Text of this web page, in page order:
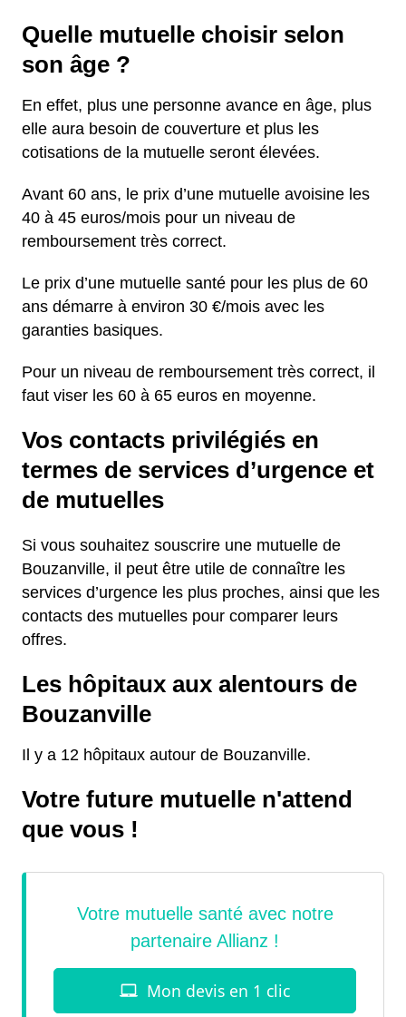
Quelle mutuelle choisir selon
son âge ?
En effet, plus une personne avance en âge, plus
elle aura besoin de couverture et plus les
cotisations de la mutuelle seront élevées.
Avant 60 ans, le prix d’une mutuelle avoisine les
40 à 45 euros/mois pour un niveau de
remboursement très correct.
Le prix d’une mutuelle santé pour les plus de 60
ans démarre à environ 30 €/mois avec les
garanties basiques.
Pour un niveau de remboursement très correct, il
faut viser les 60 à 65 euros en moyenne.
Vos contacts privilégiés en
termes de services d’urgence et
de mutuelles
Si vous souhaitez souscrire une mutuelle de
Bouzanville, il peut être utile de connaître les
services d’urgence les plus proches, ainsi que les
contacts des mutuelles pour comparer leurs
offres.
Les hôpitaux aux alentours de
Bouzanville
Il y a 12 hôpitaux autour de Bouzanville.
Votre future mutuelle n'attend
que vous !